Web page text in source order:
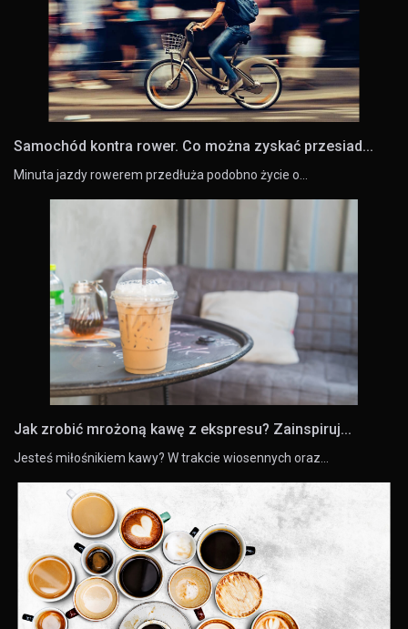
Samochód kontra rower. Co można zyskać przesiad...
Minuta jazdy rowerem przedłuża podobno życie o…
Jak zrobić mrożoną kawę z ekspresu? Zainspiruj...
Jesteś miłośnikiem kawy? W trakcie wiosennych oraz…